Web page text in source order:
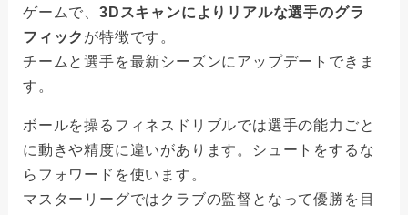
ゲームで、 3Dスキャンによりリアルな選手のグラ
フィック が特徴です。
チームと選手を最新シーズンにアップデートできま
す。
ボールを操るフィネスドリブルでは選手の能力ごと
に動きや精度に違いがあります。シュートをするな
らフォワードを使います。
マスターリーグではクラブの監督となって優勝を目